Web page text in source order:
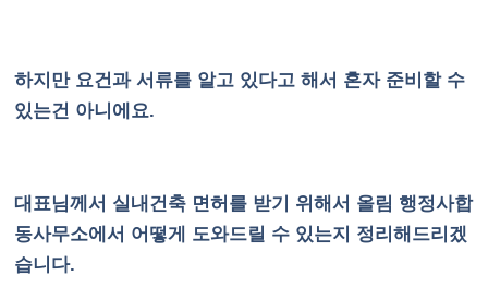
하지만 요건과 서류를 알고 있다고 해서 혼자 준비할 수
있는건 아니에요.
대표님께서 실내건축 면허를 받기 위해서 올림 행정사합
동사무소에서 어떻게 도와드릴 수 있는지 정리해드리겠
습니다.